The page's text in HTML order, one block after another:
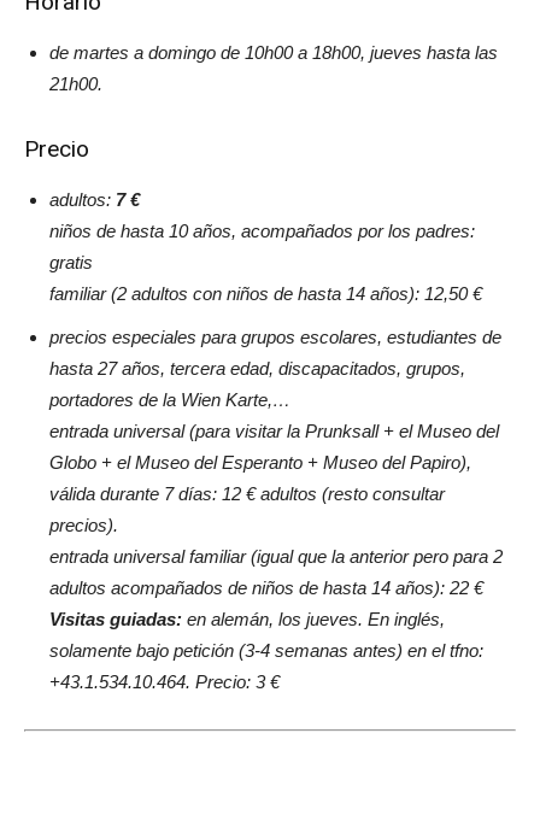
de martes a domingo de 10h00 a 18h00, jueves hasta las
21h00.
Precio
adultos: 7 €
niños de hasta 10 años, acompañados por los padres:
gratis
familiar (2 adultos con niños de hasta 14 años): 12,50 €
precios especiales para grupos escolares, estudiantes de
hasta 27 años, tercera edad, discapacitados, grupos,
portadores de la Wien Karte,…
entrada universal (para visitar la Prunksall + el Museo del
Globo + el Museo del Esperanto + Museo del Papiro),
válida durante 7 días: 12 € adultos (resto consultar
precios).
entrada universal familiar (igual que la anterior pero para 2
adultos acompañados de niños de hasta 14 años): 22 €
Visitas guiadas: en alemán, los jueves. En inglés,
solamente bajo petición (3-4 semanas antes) en el tfno:
+43.1.534.10.464. Precio: 3 €